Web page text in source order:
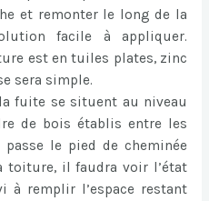
et remonter le long de la
facile à appliquer.
est en tuiles plates, zinc
sera simple.
fuite se situent au niveau
de bois établis entre les
le pied de cheminée
toiture, il faudra voir l’état
à remplir l’espace restant